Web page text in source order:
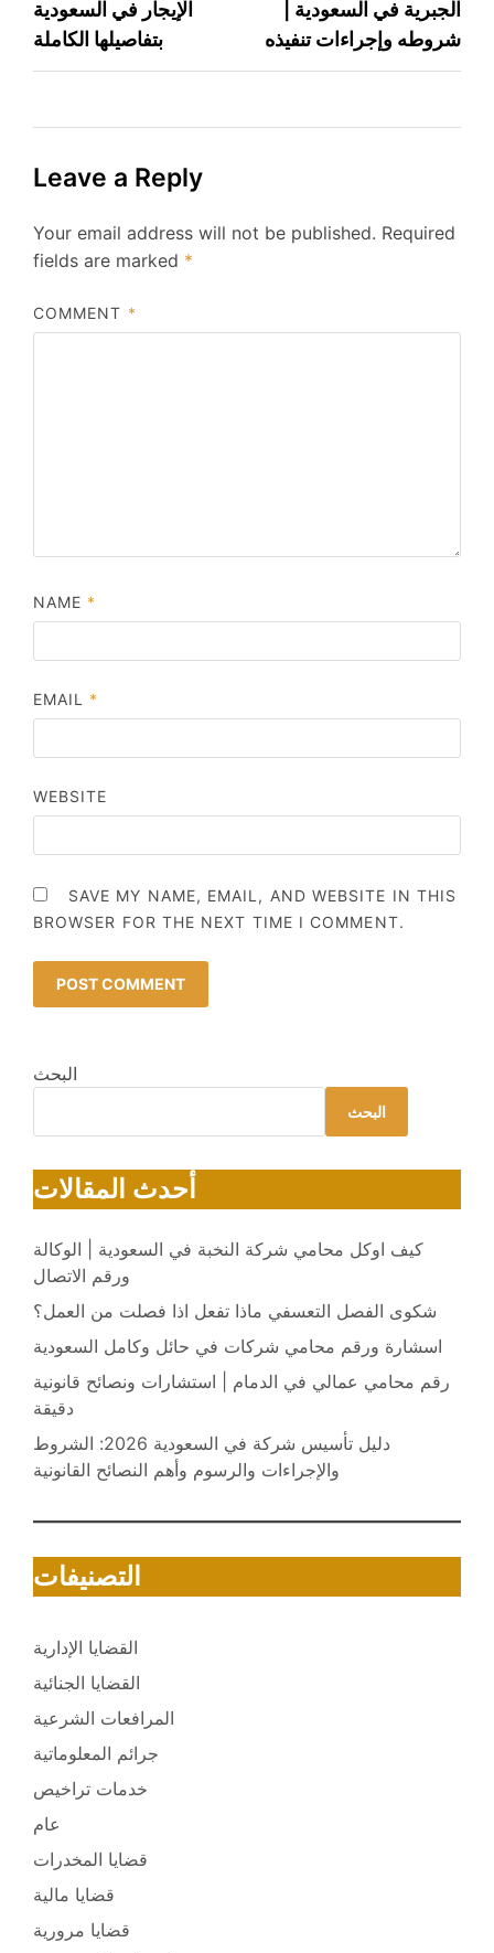
navigation
الإيجار في السعودية
بتفاصيلها الكاملة
الجبرية في السعودية |
شروطه وإجراءات تنفيذه
Leave a Reply
Your email address will not be published. Required
fields are marked *
COMMENT *
NAME *
EMAIL *
WEBSITE
SAVE MY NAME, EMAIL, AND WEBSITE IN THIS
BROWSER FOR THE NEXT TIME I COMMENT.
البحث
البحث
أحدث المقالات
كيف اوكل محامي شركة النخبة في السعودية | الوكالة
ورقم الاتصال
شكوى الفصل التعسفي ماذا تفعل اذا فصلت من العمل؟
اسشارة ورقم محامي شركات في حائل وكامل السعودية
رقم محامي عمالي في الدمام | استشارات ونصائح قانونية
دقيقة
دليل تأسيس شركة في السعودية 2026: الشروط
والإجراءات والرسوم وأهم النصائح القانونية
التصنيفات
القضايا الإدارية
القضايا الجنائية
المرافعات الشرعية
جرائم المعلوماتية
خدمات تراخيص
عام
قضايا المخدرات
قضايا مالية
قضايا مرورية